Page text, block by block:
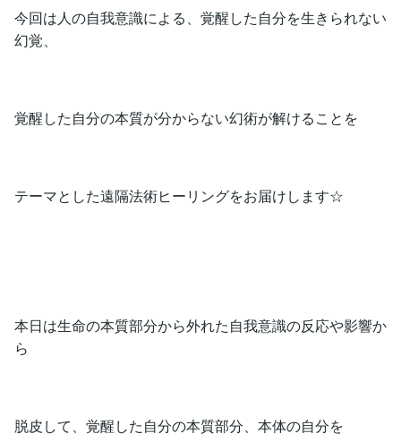
今回は人の自我意識による、覚醒した自分を生きられない
幻覚、
覚醒した自分の本質が分からない幻術が解けることを
テーマとした遠隔法術ヒーリングをお届けします☆
本日は生命の本質部分から外れた自我意識の反応や影響か
ら
脱皮して、覚醒した自分の本質部分、本体の自分を